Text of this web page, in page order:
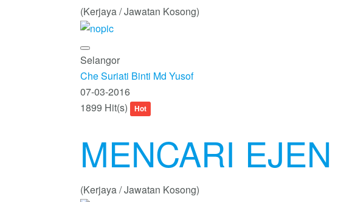
(Kerjaya / Jawatan Kosong)
Selangor
Che Suriati Binti Md Yusof
07-03-2016
1899 Hit(s)
Hot
MENCARI EJEN
(Kerjaya / Jawatan Kosong)